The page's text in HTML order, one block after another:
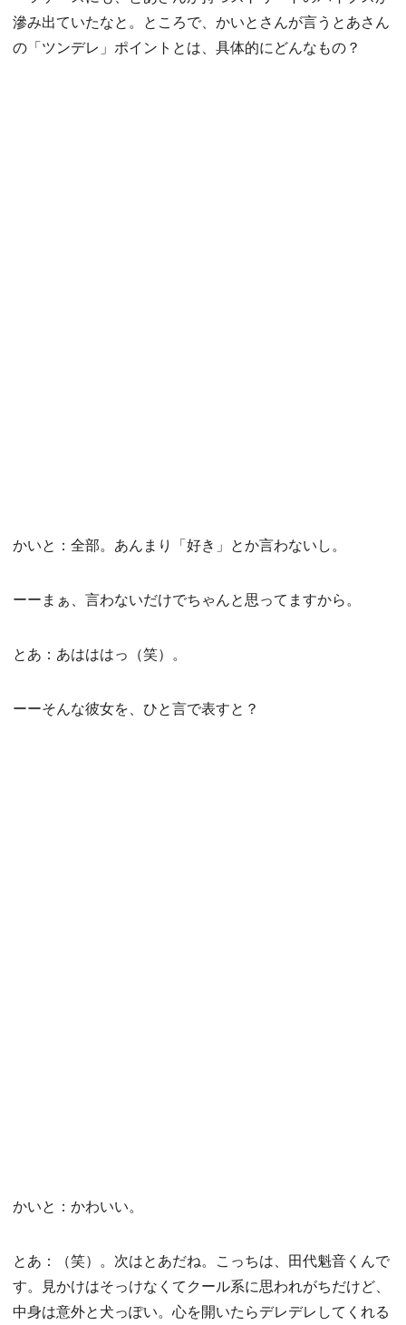
滲み出ていたなと。ところで、かいとさんが言うとあさん
の「ツンデレ」ポイントとは、具体的にどんなもの？
かいと：全部。あんまり「好き」とか言わないし。
ーーまぁ、言わないだけでちゃんと思ってますから。
とあ：あはははっ（笑）。
ーーそんな彼女を、ひと言で表すと？
かいと：かわいい。
とあ：（笑）。次はとあだね。こっちは、田代魁音くんで
す。見かけはそっけなくてクール系に思われがちだけど、
中身は意外と犬っぽい。心を開いたらデレデレしてくれる